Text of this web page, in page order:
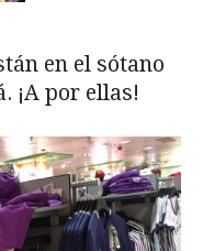
en el sótano
¡A por ellas!